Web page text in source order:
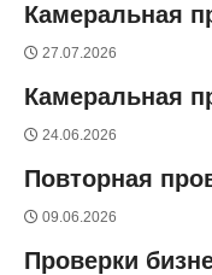
Камеральная
27.07.2026
Камеральная
24.06.2026
Повторная
09.06.2026
Проверки